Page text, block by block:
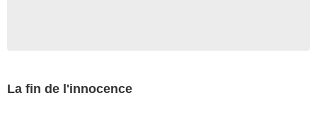
La fin de l'innocence